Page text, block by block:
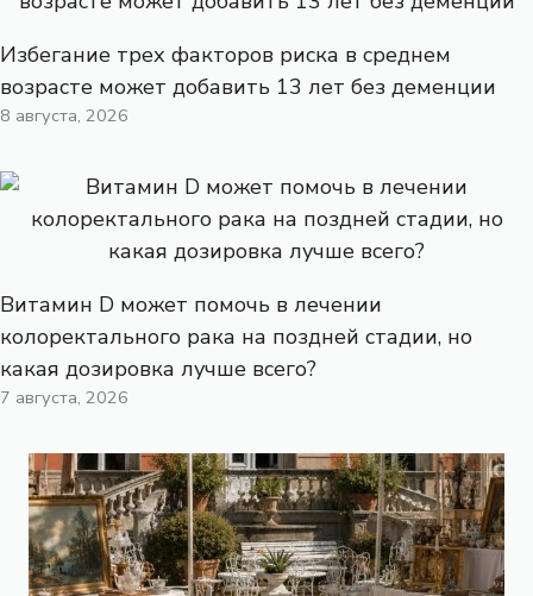
Избегание трех факторов риска в среднем
возрасте может добавить 13 лет без деменции
8 августа, 2026
Витамин D может помочь в лечении
колоректального рака на поздней стадии, но
какая дозировка лучше всего?
7 августа, 2026